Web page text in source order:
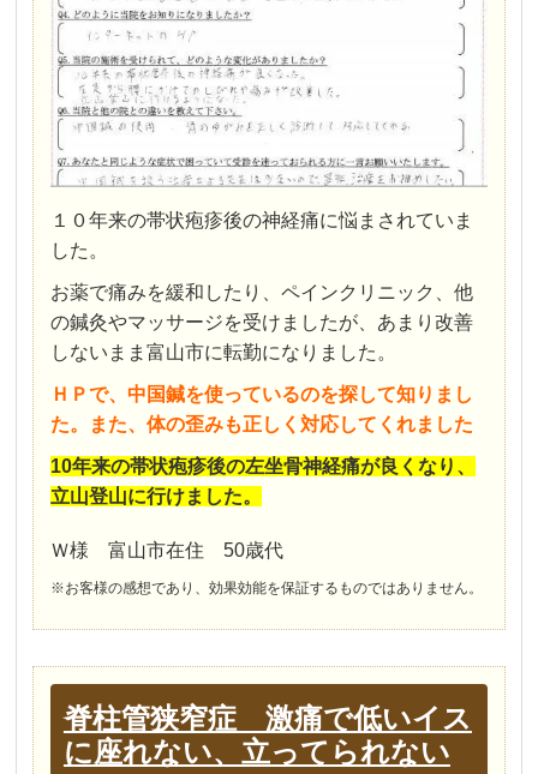
１０年来の帯状疱疹後の神経痛に悩まされていま
した。
お薬で痛みを緩和したり、ペインクリニック、他
の鍼灸やマッサージを受けましたが、あまり改善
しないまま富山市に転勤になりました。
ＨＰで、中国鍼を使っているのを探して知りまし
た。また、体の歪みも正しく対応してくれました
10年来の帯状疱疹後の左坐骨神経痛が良くなり、
立山登山に行けました。
Ｗ様 富山市在住 50歳代
※お客様の感想であり、効果効能を保証するものではありません。
脊柱管狭窄症 激痛で低いイス
に座れない、立ってられない